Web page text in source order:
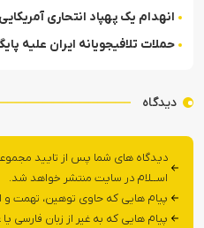
انهدام یک پهپاد انتحاری
حملات تلافی‎جویانه ایران علیه پایگاه‌های آمریکا در منطقه
دیدگاه
دیدگاه های شما پس از تایید
اســلام در سایت منتشر خواهد شد.
پیام هایی که حاوی توهین، تهمت و
پیام هایی که به غیر از زبان فارسی